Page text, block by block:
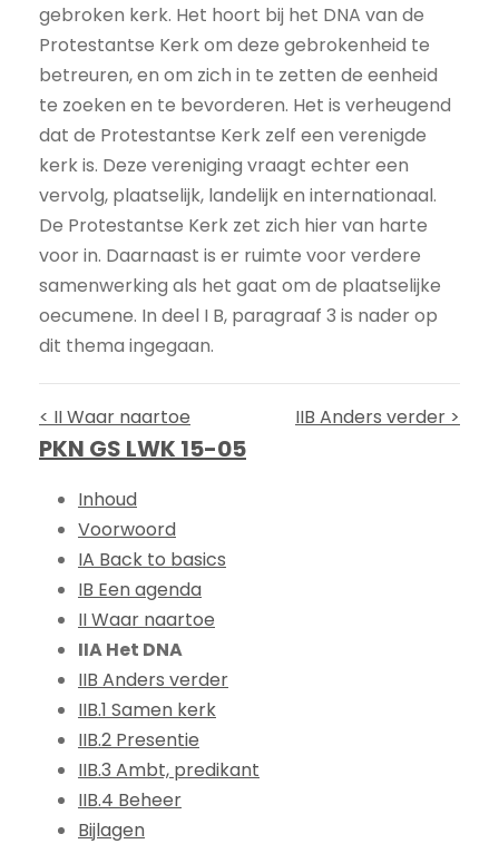
gebroken kerk. Het hoort bij het DNA van de
Protestantse Kerk om deze gebrokenheid te
betreuren, en om zich in te zetten de eenheid
te zoeken en te bevorderen. Het is verheugend
dat de Protestantse Kerk zelf een verenigde
kerk is. Deze vereniging vraagt echter een
vervolg, plaatselijk, landelijk en internationaal.
De Protestantse Kerk zet zich hier van harte
voor in. Daarnaast is er ruimte voor verdere
samenwerking als het gaat om de plaatselijke
oecumene. In deel I B, paragraaf 3 is nader op
dit thema ingegaan.
< II Waar naartoe IIB Anders verder >
PKN GS LWK 15-05
Inhoud
Voorwoord
IA Back to basics
IB Een agenda
II Waar naartoe
IIA Het DNA
IIB Anders verder
IIB.1 Samen kerk
IIB.2 Presentie
IIB.3 Ambt, predikant
IIB.4 Beheer
Bijlagen